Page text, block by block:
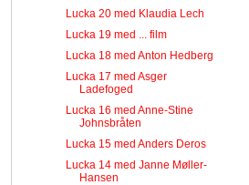
Lucka 20 med Klaudia Lech
Lucka 19 med ... film
Lucka 18 med Anton Hedberg
Lucka 17 med Asger
Ladefoged
Lucka 16 med Anne-Stine
Johnsbråten
Lucka 15 med Anders Deros
Lucka 14 med Janne Møller-
Hansen